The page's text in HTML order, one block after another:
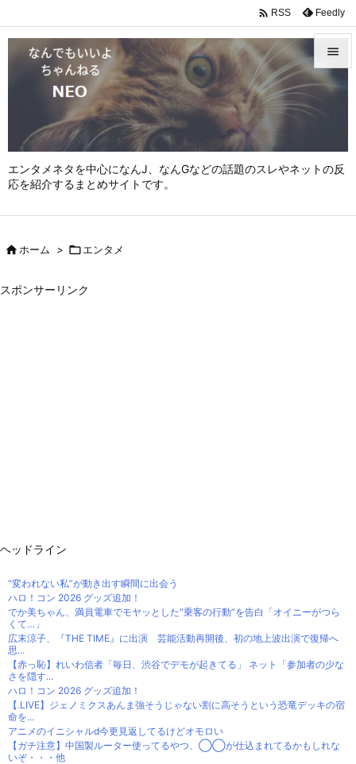
エンタメネタを中心になんJ、なんGなどの話題のスレやネットの反
応を紹介するまとめサイトです。



 RSS Feedly
ホーム > エンタメ
スポンサーリンク
ヘッドライン
“変われない私”が動き出す瞬間に出会う
ハロ！コン 2026 グッズ追加！
でか美ちゃん、満員電車でモヤッとした“乗客の行動”を告白「オイニーがつら
くて…」
広末涼子、『THE TIME』に出演 芸能活動再開後、初の地上波出演で復帰へ
思...
【赤っ恥】れいわ信者「毎日、渋谷でデモが起きてる」 ネット「参加者の少な
さを隠す...
ハロ！コン 2026 グッズ追加！
【.LIVE】ジェノミクスあんま強そうじゃない割に高そうという恐竜デッキの宿
命を...
アニメのイニシャルd今更見返してるけどオモロい
【ガチ注意】中国製ルーター使ってるやつ、◯◯が仕込まれてるかもしれな
いぞ・・・他